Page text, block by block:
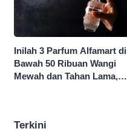
Inilah 3 Parfum Alfamart di
Bawah 50 Ribuan Wangi
Mewah dan Tahan Lama,
Terkini